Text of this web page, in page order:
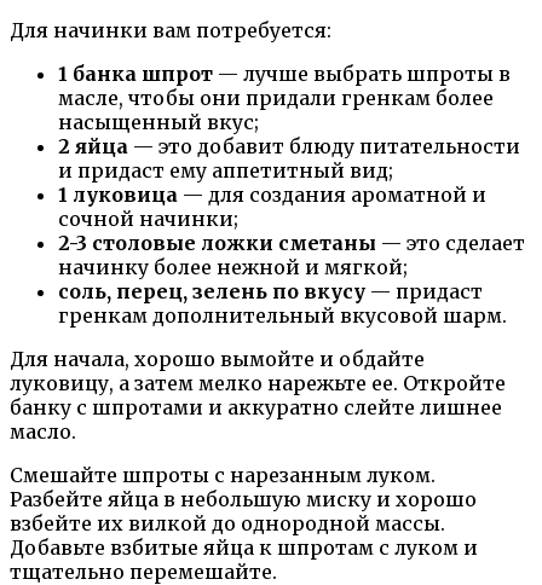
Для начинки вам потребуется:
1 банка шпрот — лучше выбрать шпроты в
масле, чтобы они придали гренкам более
насыщенный вкус;
2 яйца — это добавит блюду питательности
и придаст ему аппетитный вид;
1 луковица — для создания ароматной и
сочной начинки;
2-3 столовые ложки сметаны — это сделает
начинку более нежной и мягкой;
соль, перец, зелень по вкусу — придаст
гренкам дополнительный вкусовой шарм.
Для начала, хорошо вымойте и обдайте
луковицу, а затем мелко нарежьте ее. Откройте
банку с шпротами и аккуратно слейте лишнее
масло.
Смешайте шпроты с нарезанным луком.
Разбейте яйца в небольшую миску и хорошо
взбейте их вилкой до однородной массы.
Добавьте взбитые яйца к шпротам с луком и
тщательно перемешайте.